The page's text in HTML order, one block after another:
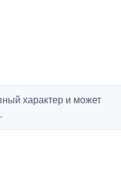
характер и может